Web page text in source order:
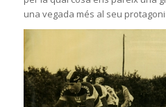
una vegada més al seu